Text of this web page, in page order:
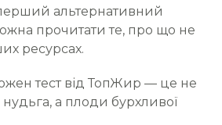
альтернативний
прочитати те, про що не
ресурсах.
тест від ТопЖир — це не
а плоди бурхливої